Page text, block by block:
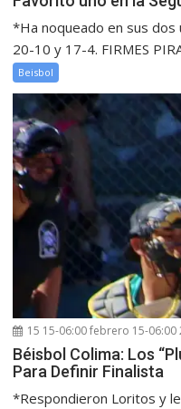
*Ha noqueado en sus dos
20-10 y 17-4. FIRMES
Beisbol
15 15-06:00 febrero 15-06:00
Béisbol Colima: Los
Para Definir Finalista
*Respondieron Loritos y